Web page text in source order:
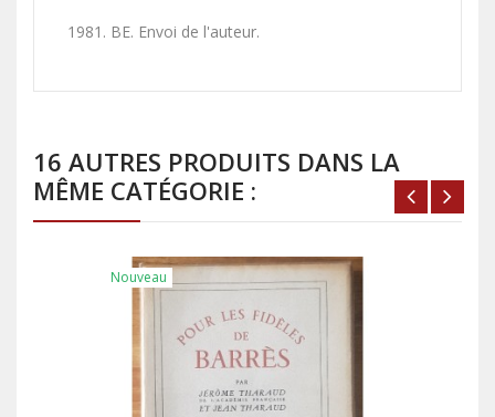
1981. BE. Envoi de l'auteur.
16 AUTRES PRODUITS DANS LA
MÊME CATÉGORIE :
Nouveau